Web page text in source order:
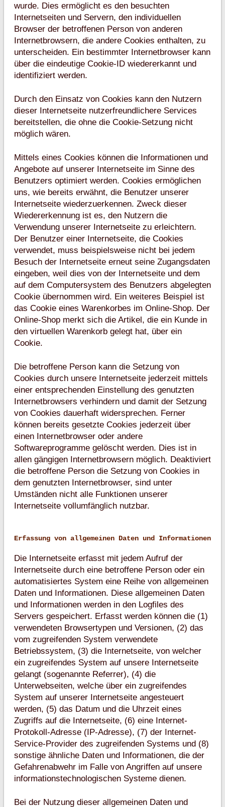
wurde. Dies ermöglicht es den besuchten
Internetseiten und Servern, den individuellen
Browser der betroffenen Person von anderen
Internetbrowsern, die andere Cookies enthalten, zu
unterscheiden. Ein bestimmter Internetbrowser kann
über die eindeutige Cookie-ID wiedererkannt und
identifiziert werden.
Durch den Einsatz von Cookies kann den Nutzern
dieser Internetseite nutzerfreundlichere Services
bereitstellen, die ohne die Cookie-Setzung nicht
möglich wären.
Mittels eines Cookies können die Informationen und
Angebote auf unserer Internetseite im Sinne des
Benutzers optimiert werden. Cookies ermöglichen
uns, wie bereits erwähnt, die Benutzer unserer
Internetseite wiederzuerkennen. Zweck dieser
Wiedererkennung ist es, den Nutzern die
Verwendung unserer Internetseite zu erleichtern.
Der Benutzer einer Internetseite, die Cookies
verwendet, muss beispielsweise nicht bei jedem
Besuch der Internetseite erneut seine Zugangsdaten
eingeben, weil dies von der Internetseite und dem
auf dem Computersystem des Benutzers abgelegten
Cookie übernommen wird. Ein weiteres Beispiel ist
das Cookie eines Warenkorbes im Online-Shop. Der
Online-Shop merkt sich die Artikel, die ein Kunde in
den virtuellen Warenkorb gelegt hat, über ein
Cookie.
Die betroffene Person kann die Setzung von
Cookies durch unsere Internetseite jederzeit mittels
einer entsprechenden Einstellung des genutzten
Internetbrowsers verhindern und damit der Setzung
von Cookies dauerhaft widersprechen. Ferner
können bereits gesetzte Cookies jederzeit über
einen Internetbrowser oder andere
Softwareprogramme gelöscht werden. Dies ist in
allen gängigen Internetbrowsern möglich. Deaktiviert
die betroffene Person die Setzung von Cookies in
dem genutzten Internetbrowser, sind unter
Umständen nicht alle Funktionen unserer
Internetseite vollumfänglich nutzbar.
Erfassung von allgemeinen Daten und Informationen
Die Internetseite erfasst mit jedem Aufruf der
Internetseite durch eine betroffene Person oder ein
automatisiertes System eine Reihe von allgemeinen
Daten und Informationen. Diese allgemeinen Daten
und Informationen werden in den Logfiles des
Servers gespeichert. Erfasst werden können die (1)
verwendeten Browsertypen und Versionen, (2) das
vom zugreifenden System verwendete
Betriebssystem, (3) die Internetseite, von welcher
ein zugreifendes System auf unsere Internetseite
gelangt (sogenannte Referrer), (4) die
Unterwebseiten, welche über ein zugreifendes
System auf unserer Internetseite angesteuert
werden, (5) das Datum und die Uhrzeit eines
Zugriffs auf die Internetseite, (6) eine Internet-
Protokoll-Adresse (IP-Adresse), (7) der Internet-
Service-Provider des zugreifenden Systems und (8)
sonstige ähnliche Daten und Informationen, die der
Gefahrenabwehr im Falle von Angriffen auf unsere
informationstechnologischen Systeme dienen.
Bei der Nutzung dieser allgemeinen Daten und